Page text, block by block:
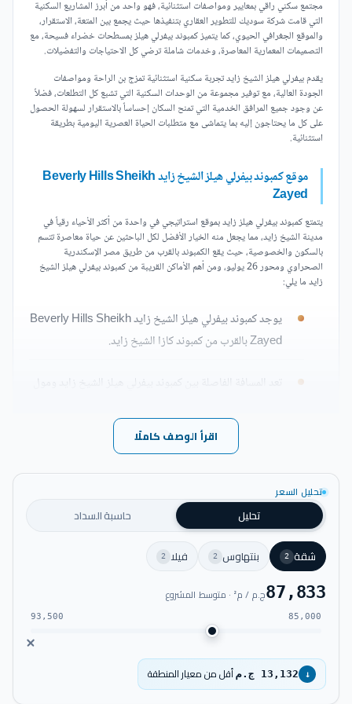
مجتمع سكني راقي بمعايير ومواصفات استثنائية، فهو واحد من أبرز المشاريع السكنية
التي قامت شركة سوديك للتطوير العقاري بتنفيذها حيث يجمع بين المتعة، الاستقرار،
والموقع الجغرافي الحيوي، كما يتميز كمبوند بيفرلي هيلز بمسطحات خضراء فسيحة، مع
التصميمات المعمارية المعاصرة، وخدمات شاملة ترضي كل الاحتياجات والتفضيلات.
يقدم بيفرلي هيلز الشيخ زايد تجربة سكنية استثنائية تمزج بن الراحة ومواصفات
الجودة العالية، مع توفير مجموعة من الوحدات السكنية التي تشبع كل التطلعات، فضلاً
عن وجود جميع المرافق الخدمية التي تمنح السكان إحساساً بالاستقرار لسهولة الحصول
على كل ما يحتاجون إليه بما يتماشى مع متطلبات الحياة العصرية اليومية بطريقة
استثنائية.
موقع كمبوند بيفرلي هيلز الشيخ زايد Beverly Hills Sheikh
Zayed
يتمتع كمبوند بيفرلي هيلز زايد بموقع استراتيجي في واحدة من أكثر الأحياء رقياً في
مدينة الشيخ زايد، مما يجعل منه الخيار الأفضل لكل الباحثين عن حياة معاصرة تتسم
بالسكون والخصوصية، حيث يقع الكمبوند بالقرب من طريق مصر الإسكندرية
الصحراوي ومحور 26 يوليو، ومن أهم الأماكن القريبة من كمبوند بيفرلي هيلز الشيخ
زايد ما يلي:
يوجد كمبوند بيفرلي هيلز الشيخ زايد Beverly Hills Sheikh
Zayed بالقرب من كمبوند كازا الشيخ زايد.
تعد المسافة الفاصلة بين كمبوند بيفرلي هيلز الشيخ زايد ومول
سهولة الذهاب من كمبوند Beverly Hills زايد إلى مول العرب
خلال دقائق قليلة.
يقع كمبوند بيفرلي هيلز الشيخ زايد بالقرب من مستشفى دار
الفؤاد.
يبتعد كمبوند بيفرلي هيلز زايد مسافة بسيطة من جامعة مصر
للعلوم والتكنولوجيا.
إمكانية الوصول من كمبوند بيفرلي هيلز الشيخ زايد إلى هايبر
وان الشيخ زايد خلال دقائق معدودة.
اقرأ الوصف كاملًا
تحليل السعر
تحليل حاسبة السداد
شقة 2 بنتهاوس 2 فيلا 2
87,833ج.م / م² · متوسط المشروع
85,000
93,500
↓ 13,132 ج.م أقل من معيار المنطقة